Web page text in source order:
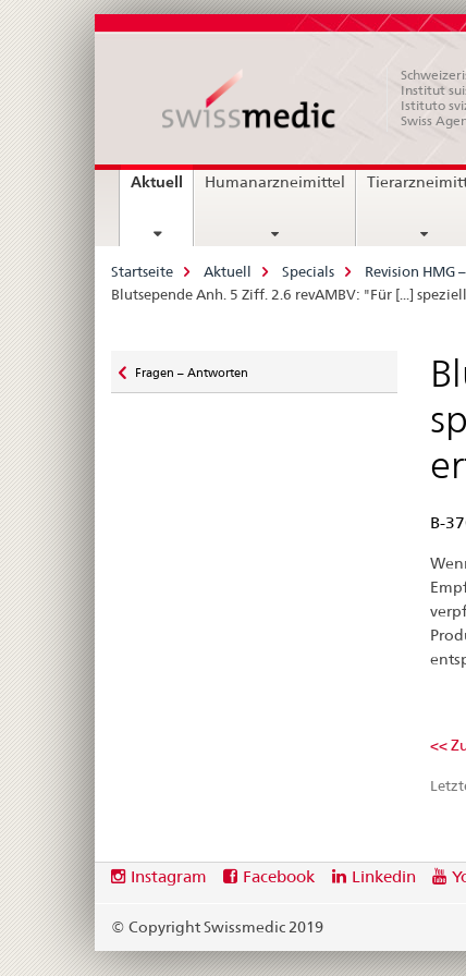
Institut
Istituto
Swiss
Hauptnavigation
Aktuell current
Humanarzneimittel
Breadcrumb
Startseite Aktuell Specials Revision HMG
Blutsepende Anh. 5 Ziff. 2.6 revAMBV: "Für [...]
zu
Fragen – Antworten
B-
<<
Footer
Social
links
Instagram Facebook Linkedin
© Copyright Swissmedic 2019